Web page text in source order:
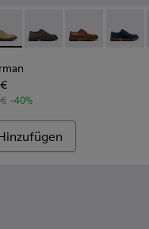
für Herren.
aus braunem
- K100998-007 -
Norman - K100998-
Norman -
-40%